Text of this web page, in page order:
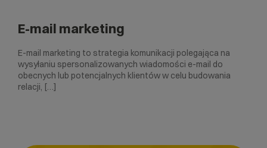
E-mail marketing
E-mail marketing to strategia komunikacji polegająca na
wysyłaniu spersonalizowanych wiadomości e-mail do
obecnych lub potencjalnych klientów w celu budowania
relacji, […]